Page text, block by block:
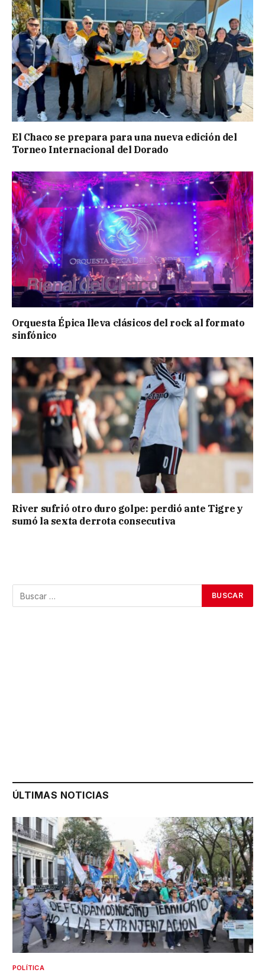
El Chaco se prepara para una nueva edición del
Torneo Internacional del Dorado
Orquesta Épica lleva clásicos del rock al formato
sinfónico
River sufrió otro duro golpe: perdió ante Tigre y
sumó la sexta derrota consecutiva
ÚLTIMAS NOTICIAS
POLÍTICA